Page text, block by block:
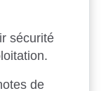
sécurité
de